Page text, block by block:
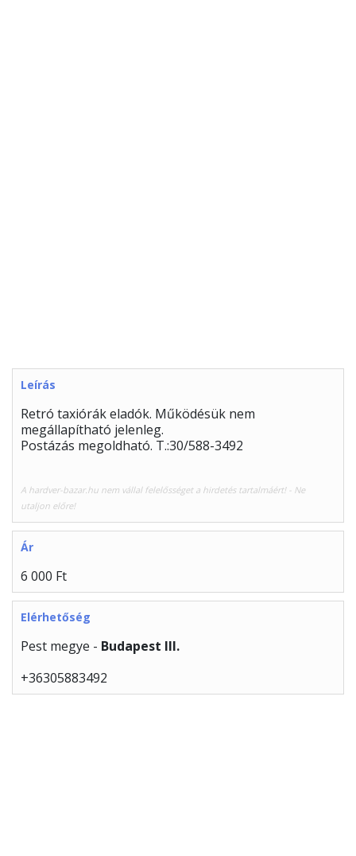
Leírás
Retró taxiórák eladók. Működésük nem
megállapítható jelenleg.
Postázás megoldható. T.:30/588-3492
A hardver-bazar.hu nem vállal felelősséget a hirdetés tartalmáért! - Ne
utaljon előre!
Ár
6 000 Ft
Elérhetőség
Pest megye - Budapest III.
+36305883492